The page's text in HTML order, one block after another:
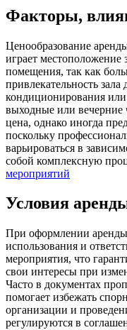
Факторы,
Ценообразование
играет
помещения, так как
привлекательность
кондиционирования
выходные или вечерние
цена, однако иногда
поскольку
варьироваться в
собой комплексную
мероприятий
Условия
При оформлении аренды
использования и
мероприятия, что
свои интересы при
Часто в документах
помогает избежать
организации и
регулируются в